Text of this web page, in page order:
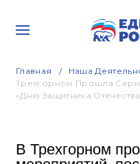
Главная Наша
Трехгорном Прошла
«Дню Защитника
В Трехгорном